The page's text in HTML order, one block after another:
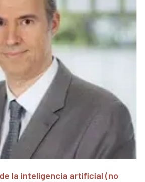
la inteligencia artificial (no